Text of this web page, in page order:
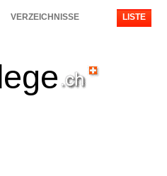
VERZEICHNISSE LISTE